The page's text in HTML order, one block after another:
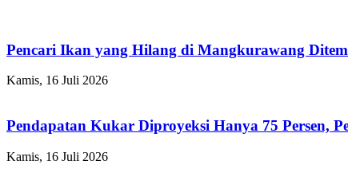
Pencari Ikan yang Hilang di Mangkurawang
Kamis, 16 Juli 2026
Pendapatan Kukar Diproyeksi Hanya 75 Persen,
Kamis, 16 Juli 2026